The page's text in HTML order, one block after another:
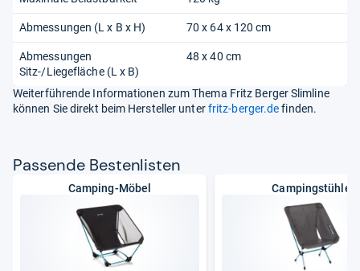
Abmessungen (L x B x H) 70 x 64 x 120 cm
Abmessungen
Sitz-/Liegefläche (L x B)
48 x 40 cm
Weiterführende Informationen zum Thema Fritz Berger Slimline
können Sie direkt beim Hersteller unterfritz-berger.definden.
Pas­sende Bes­ten­lis­ten
Camping-Möbel Campingstühle